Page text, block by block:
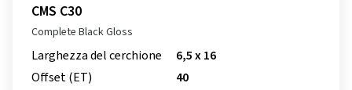
CMS C30
Complete Black Gloss
Larghezza del cerchione
6,5 x 16
Offset (ET)
40